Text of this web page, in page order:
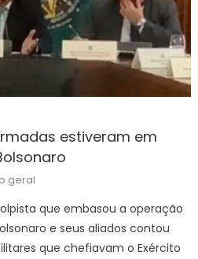
estiveram em
geral
que embasou a operação
e seus aliados contou
que chefiavam o Exército